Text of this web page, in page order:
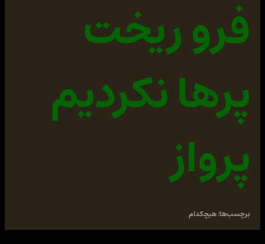
فرو ریخت
پرها نکردیم
پرواز
برچسب‌ها:هیچکدام